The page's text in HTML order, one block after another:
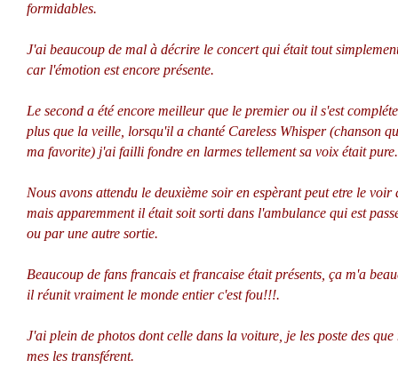
formidables.
J'ai beaucoup de mal à décrire le concert qui était tout
car l'émotion est encore présente.
Le second a été encore meilleur que le premier ou il s'est
plus que la veille, lorsqu'il a chanté Careless Whisper (chanson
ma favorite) j'ai failli fondre en larmes tellement sa voix était pure.
Nous avons attendu le deuxième soir en espèrant peut etre le voir
mais apparemment il était soit sorti dans l'ambulance qui est
ou par une autre sortie.
Beaucoup de fans francais et francaise était présents, ça m'a
il réunit vraiment le monde entier c'est fou!!!.
J'ai plein de photos dont celle dans la voiture, je les poste des que
mes les transférent.